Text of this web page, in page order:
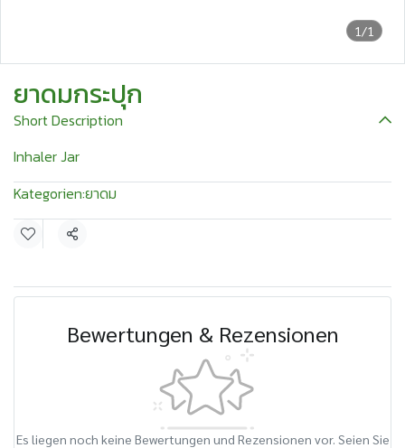
1/1
ยาดมกระปุก
Short Description
Inhaler Jar
Kategorien:ยาดม
Teilen
Bewertungen & Rezensionen
Es liegen noch keine Bewertungen und Rezensionen vor. Seien Sie